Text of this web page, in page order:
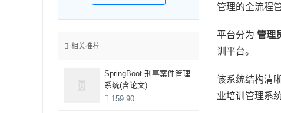
管理的全流程
平台分为 管理
训平台。
该系统结构清
业培训管理系
相关推荐
SpringBoot 刑事案件管理
系统(含论文)
159.90